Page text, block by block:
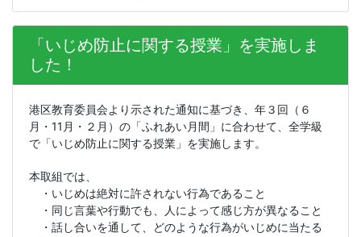
「いじめ防止に関する授業」を実施しま
した！
港区教育委員会より示された通知に基づき、年３回（６
月・ 11 月・２月）の「ふれあい月間」に合わせて、全学級
で「いじめ防止に関する授業」を実施します。
本取組では、
・いじめは絶対に許されない行為であること
・同じ言葉や行動でも、人によって感じ方が異なること
・話し合いを通して、どのような行為がいじめに当たる